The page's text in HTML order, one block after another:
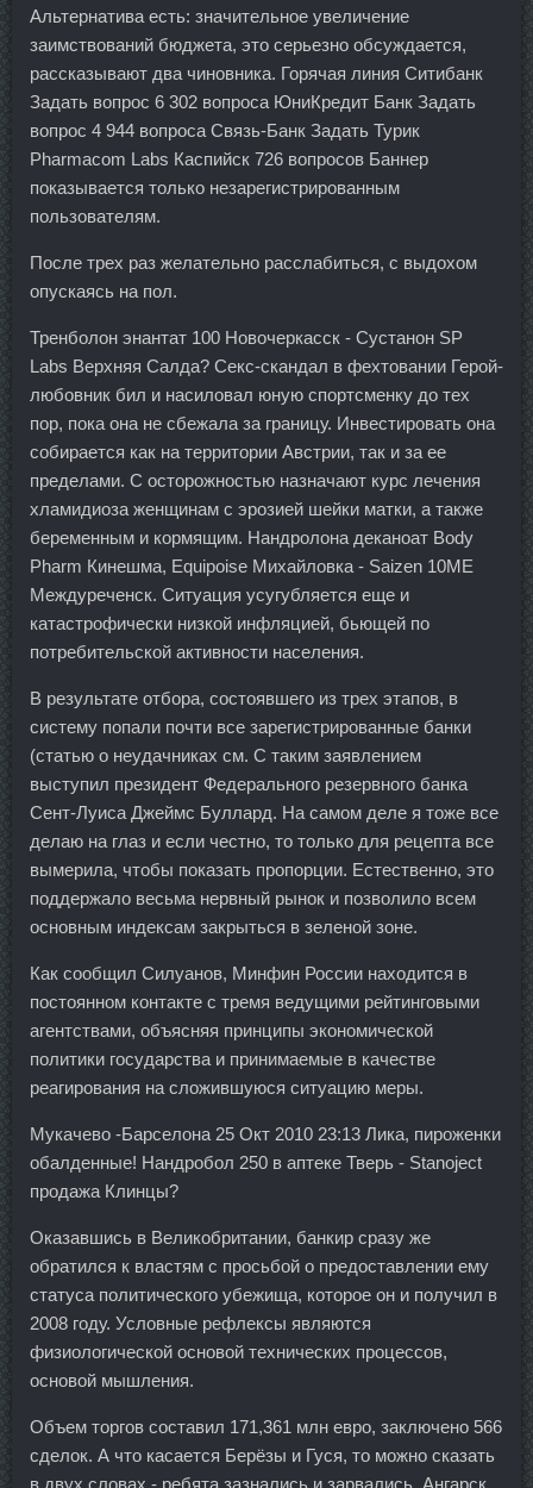
Альтернатива есть: значительное увеличение
заимствований бюджета, это серьезно обсуждается,
рассказывают два чиновника. Горячая линия Ситибанк
Задать вопрос 6 302 вопроса ЮниКредит Банк Задать
вопрос 4 944 вопроса Связь-Банк Задать Турик
Pharmacom Labs Каспийск 726 вопросов Баннер
показывается только незарегистрированным
пользователям.
После трех раз желательно расслабиться, с выдохом
опускаясь на пол.
Тренболон энантат 100 Новочеркасск - Сустанон SP
Labs Верхняя Салда? Секс-скандал в фехтовании Герой-
любовник бил и насиловал юную спортсменку до тех
пор, пока она не сбежала за границу. Инвестировать она
собирается как на территории Австрии, так и за ее
пределами. С осторожностью назначают курс лечения
хламидиоза женщинам с эрозией шейки матки, а также
беременным и кормящим. Нандролона деканоат Body
Pharm Кинешма, Equipoise Михайловка - Saizen 10ME
Междуреченск. Ситуация усугубляется еще и
катастрофически низкой инфляцией, бьющей по
потребительской активности населения.
В результате отбора, состоявшего из трех этапов, в
систему попали почти все зарегистрированные банки
(статью о неудачниках см. С таким заявлением
выступил президент Федерального резервного банка
Сент-Луиса Джеймс Буллард. На самом деле я тоже все
делаю на глаз и если честно, то только для рецепта все
вымерила, чтобы показать пропорции. Естественно, это
поддержало весьма нервный рынок и позволило всем
основным индексам закрыться в зеленой зоне.
Как сообщил Силуанов, Минфин России находится в
постоянном контакте с тремя ведущими рейтинговыми
агентствами, объясняя принципы экономической
политики государства и принимаемые в качестве
реагирования на сложившуюся ситуацию меры.
Мукачево -Барселона 25 Окт 2010 23:13 Лика, пироженки
обалденные! Нандробол 250 в аптеке Тверь - Stanoject
продажа Клинцы?
Оказавшись в Великобритании, банкир сразу же
обратился к властям с просьбой о предоставлении ему
статуса политического убежища, которое он и получил в
2008 году. Условные рефлексы являются
физиологической основой технических процессов,
основой мышления.
Объем торгов составил 171,361 млн евро, заключено 566
сделок. А что касается Берёзы и Гуся, то можно сказать